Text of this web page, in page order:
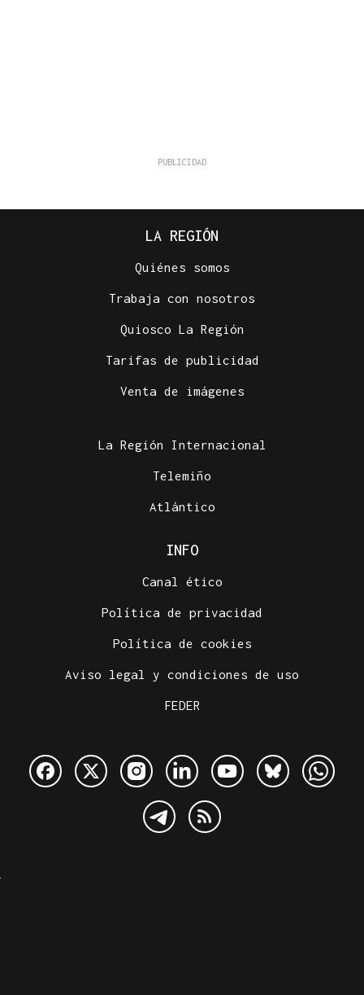
LA REGIÓN
Quiénes somos
Trabaja con nosotros
Quiosco La Región
Tarifas de publicidad
Venta de imágenes
La Región Internacional
Telemiño
Atlántico
INFO
Canal ético
Política de privacidad
Política de cookies
Aviso legal y condiciones de uso
FEDER